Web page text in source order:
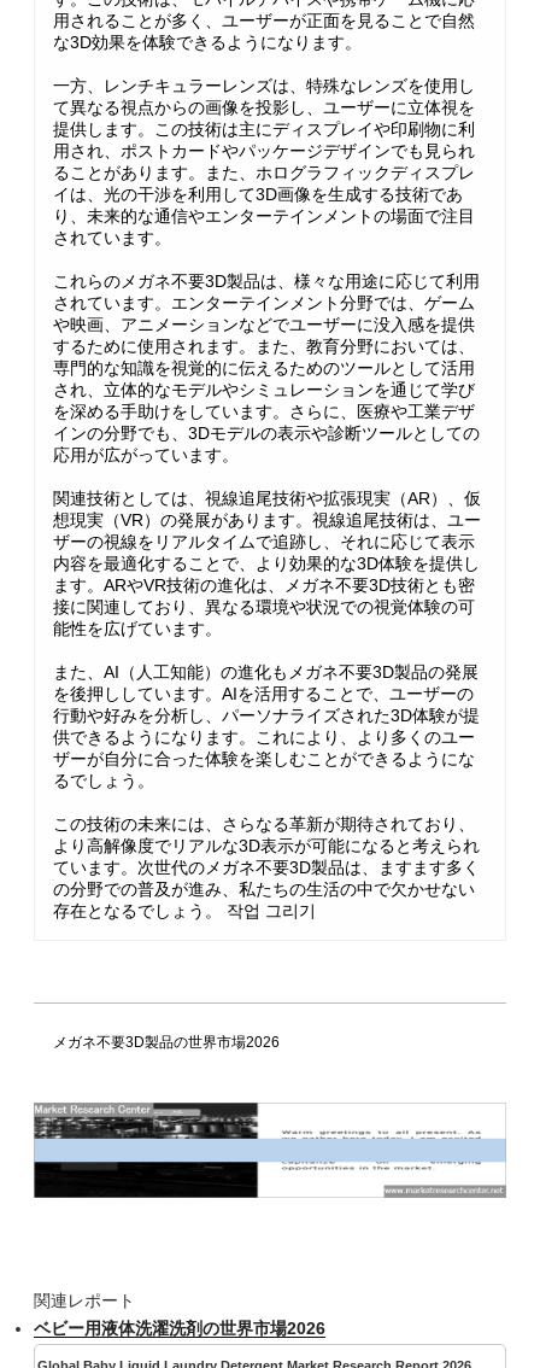
用されることが多く、ユーザーが正面を見ることで自然
な3D効果を体験できるようになります。
一方、レンチキュラーレンズは、特殊なレンズを使用し
て異なる視点からの画像を投影し、ユーザーに立体視を
提供します。この技術は主にディスプレイや印刷物に利
用され、ポストカードやパッケージデザインでも見られ
ることがあります。また、ホログラフィックディスプレ
イは、光の干渉を利用して3D画像を生成する技術であ
り、未来的な通信やエンターテインメントの場面で注目
されています。
これらのメガネ不要3D製品は、様々な用途に応じて利用
されています。エンターテインメント分野では、ゲーム
や映画、アニメーションなどでユーザーに没入感を提供
するために使用されます。また、教育分野においては、
専門的な知識を視覚的に伝えるためのツールとして活用
され、立体的なモデルやシミュレーションを通じて学び
を深める手助けをしています。さらに、医療や工業デザ
インの分野でも、3Dモデルの表示や診断ツールとしての
応用が広がっています。
関連技術としては、視線追尾技術や拡張現実（AR）、仮
想現実（VR）の発展があります。視線追尾技術は、ユー
ザーの視線をリアルタイムで追跡し、それに応じて表示
内容を最適化することで、より効果的な3D体験を提供し
ます。ARやVR技術の進化は、メガネ不要3D技術とも密
接に関連しており、異なる環境や状況での視覚体験の可
能性を広げています。
また、AI（人工知能）の進化もメガネ不要3D製品の発展
を後押ししています。AIを活用することで、ユーザーの
行動や好みを分析し、パーソナライズされた3D体験が提
供できるようになります。これにより、より多くのユー
ザーが自分に合った体験を楽しむことができるようにな
るでしょう。
この技術の未来には、さらなる革新が期待されており、
より高解像度でリアルな3D表示が可能になると考えられ
ています。次世代のメガネ不要3D製品は、ますます多く
の分野での普及が進み、私たちの生活の中で欠かせない
存在となるでしょう。 작업 그리기
メガネ不要3D製品の世界市場2026
関連レポート
ベビー用液体洗濯洗剤の世界市場2026